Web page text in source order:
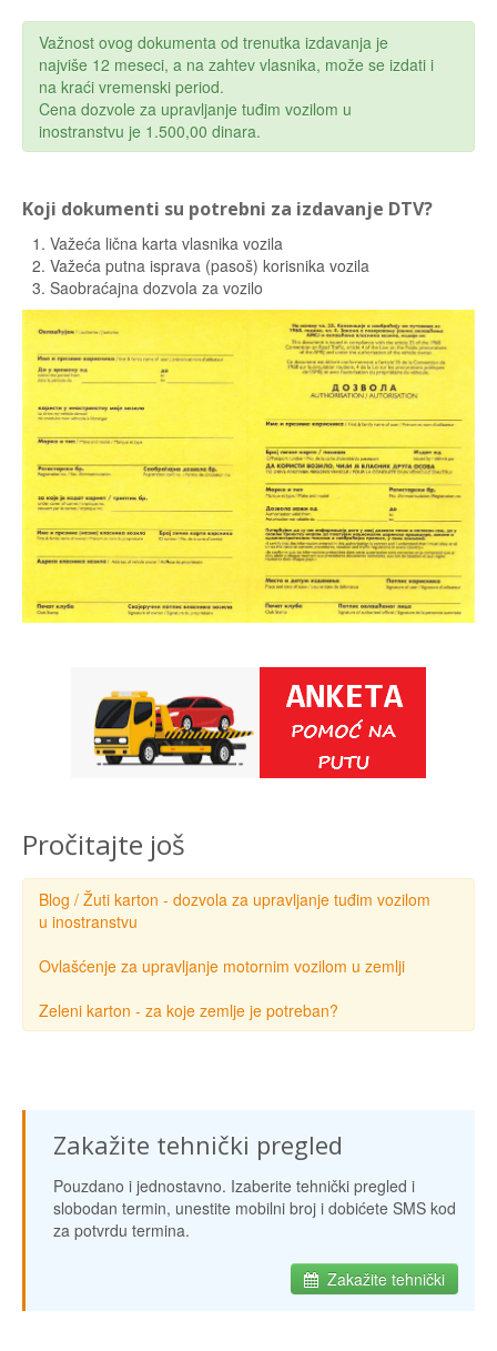
Važnost ovog dokumenta od trenutka izdavanja je
najviše 12 meseci, a na zahtev vlasnika, može se izdati i
na kraći vremenski period.
Cena dozvole za upravljanje tuđim vozilom u
inostranstvu je 1.500,00 dinara.
Koji dokumenti su potrebni za izdavanje DTV?
Važeća lična karta vlasnika vozila
Važeća putna isprava (pasoš) korisnika vozila
Saobraćajna dozvola za vozilo
Pročitajte još
Blog / Žuti karton - dozvola za upravljanje tuđim vozilom
u inostranstvu
Ovlašćenje za upravljanje motornim vozilom u zemlji
Zeleni karton - za koje zemlje je potreban?
Zakažite tehnički pregled
Pouzdano i jednostavno. Izaberite tehnički pregled i
slobodan termin, unestite mobilni broj i dobićete SMS kod
za potvrdu termina.
Zakažite tehnički